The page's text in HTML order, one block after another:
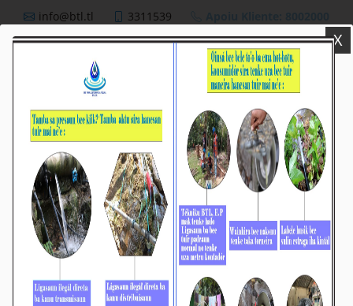
info@btl.tl 3311539
X